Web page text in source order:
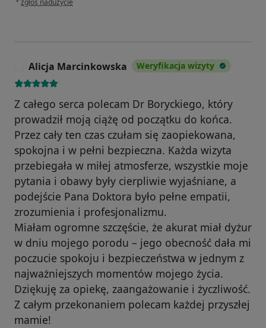
zgłoś nadużycie
Alicja Marcinkowska Weryfikacja wizyty
Z całego serca polecam Dr Boryckiego, który
prowadził moją ciążę od początku do końca.
Przez cały ten czas czułam się zaopiekowana,
spokojna i w pełni bezpieczna. Każda wizyta
przebiegała w miłej atmosferze, wszystkie moje
pytania i obawy były cierpliwie wyjaśniane, a
podejście Pana Doktora było pełne empatii,
zrozumienia i profesjonalizmu.
Miałam ogromne szczęście, że akurat miał dyżur
w dniu mojego porodu – jego obecność dała mi
poczucie spokoju i bezpieczeństwa w jednym z
najważniejszych momentów mojego życia.
Dziękuję za opiekę, zaangażowanie i życzliwość.
Z całym przekonaniem polecam każdej przyszłej
mamie!